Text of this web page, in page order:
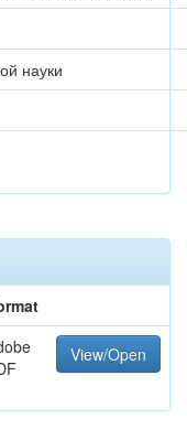
науки
View/Open